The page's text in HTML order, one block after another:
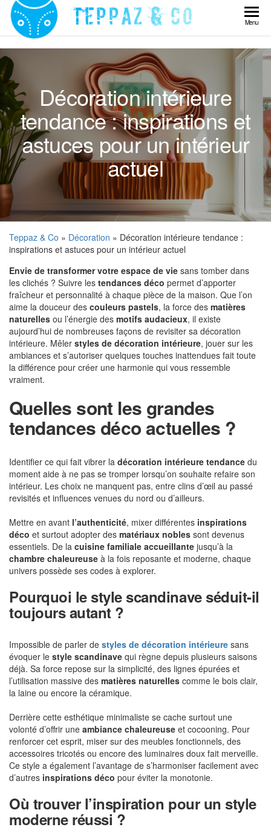
Skip
content
Teppaz
& Co
Menu
Décoration intérieure
tendance : inspirations et
astuces pour un intérieur
actuel
Teppaz & Co » Décoration » Décoration intérieure tendance :
inspirations et astuces pour un intérieur actuel
Envie de transformer votre espace de vie sans tomber dans
les clichés ? Suivre les tendances déco permet d’apporter
fraîcheur et personnalité à chaque pièce de la maison. Que l’on
aime la douceur des couleurs pastels, la force des matières
naturelles ou l’énergie des motifs audacieux, il existe
aujourd’hui de nombreuses façons de revisiter sa décoration
intérieure. Mêler styles de décoration intérieure, jouer sur les
ambiances et s’autoriser quelques touches inattendues fait toute
la différence pour créer une harmonie qui vous ressemble
vraiment.
Quelles sont les grandes
tendances déco actuelles ?
Identifier ce qui fait vibrer la décoration intérieure tendance du
moment aide à ne pas se tromper lorsqu’on souhaite refaire son
intérieur. Les choix ne manquent pas, entre clins d’œil au passé
revisités et influences venues du nord ou d’ailleurs.
Mettre en avant l’authenticité, mixer différentes inspirations
déco et surtout adopter des matériaux nobles sont devenus
essentiels. De la cuisine familiale accueillante jusqu’à la
chambre chaleureuse à la fois reposante et moderne, chaque
univers possède ses codes à explorer.
Pourquoi le style scandinave séduit-il
toujours autant ?
Impossible de parler de styles de décoration intérieure sans
évoquer le style scandinave qui règne depuis plusieurs saisons
déjà. Sa force repose sur la simplicité, des lignes épurées et
l’utilisation massive des matières naturelles comme le bois clair,
la laine ou encore la céramique.
Derrière cette esthétique minimaliste se cache surtout une
volonté d’offrir une ambiance chaleureuse et cocooning. Pour
renforcer cet esprit, miser sur des meubles fonctionnels, des
accessoires tricotés ou encore des luminaires doux fait merveille.
Ce style a également l’avantage de s’harmoniser facilement avec
d’autres inspirations déco pour éviter la monotonie.
Où trouver l’inspiration pour un style
moderne réussi ?